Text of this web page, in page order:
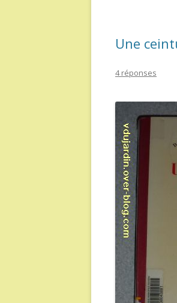
Une
4 réponses